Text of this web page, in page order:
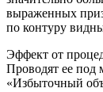
выраженных
по контуру
Эффект от
Проводят ее под
«Избыточный